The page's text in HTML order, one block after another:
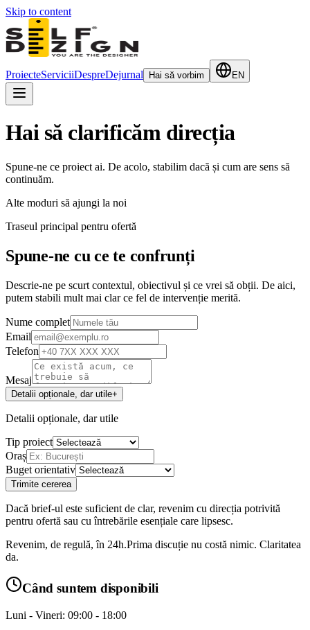
Skip to content
ProiecteServiciiDespreDejurnal Hai să vorbim EN
Hai să clarificăm direcția
Spune-ne ce proiect ai. De acolo, stabilim dacă și cum are sens să
continuăm.
Alte moduri să ajungi la noi
Traseul principal pentru ofertă
Spune-ne cu ce te confrunți
Descrie-ne pe scurt contextul, obiectivul și ce vrei să obții. De aici,
putem stabili mult mai clar ce fel de intervenție merită.
Nume complet
Email
Telefon
Mesaj
Detalii opționale, dar utile+
Detalii opționale, dar utile
Tip proiect
Oraș
Buget orientativ
Trimite cererea
Dacă brief-ul este suficient de clar, revenim cu direcția potrivită
pentru ofertă sau cu întrebările esențiale care lipsesc.
Revenim, de regulă, în 24h.Prima discuție nu costă nimic. Claritatea
da.
Când suntem disponibili
Luni - Vineri: 09:00 - 18:00